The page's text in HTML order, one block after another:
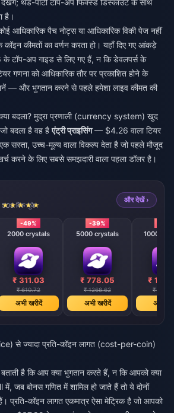
देखेंगे; थर्ड-पार्टी टॉप-अप फिक्स्ड डिस्काउंट के साथ
है।
आधिकारिक पैच नोट्स या आधिकारिक विकी पेज नहीं
कीमतों का वर्णन करता हो। यहाँ दिए गए आंकड़े
टॉप-अप गाइड से लिए गए हैं, न कि डेवलपर्स के
गणना को आधिकारिक तौर पर प्रकाशित होने के
— और भुगतान करने से पहले हमेशा लाइव कीमत की
बदला? मुद्रा प्रणाली (currency system) खुद
जो बदला है वह हैएंट्री प्राइसिंग— $4.26 वाला टियर
सस्ता, उच्च-मूल्य वाला विकल्प देता है जो पहले मौजूद
करने के लिए सबसे समझदारी वाला पहला डॉलर है।
508 बिक चुके
और देखें ›
-49%
2000 crystals
₹ 311.03
₹ 610.72
अभी खरीदें
-39%
5000 crystals
₹ 778.05
₹ 1268.62
अभी खरीदें
10000
₹
₹
अभी
से ज्यादा प्रति-कॉइन लागत (cost-per-coin)
है कि आप क्या भुगतान करते हैं, न कि आपको क्या
बोनस गणित में शामिल हो जाते हैं तो ये दोनों
प्रति-कॉइन लागत एकमात्र ऐसा मेट्रिक है जो आपको